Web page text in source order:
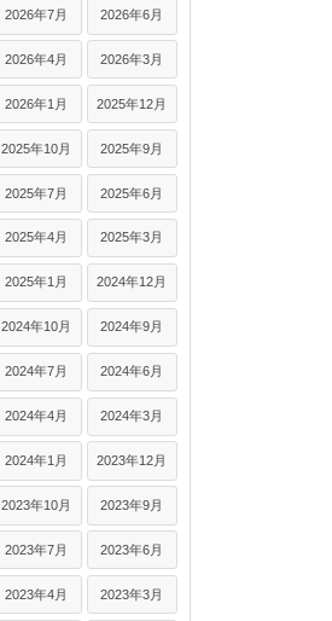
2026年7月 2026年6月
2026年4月 2026年3月
2026年1月 2025年12月
2025年10月 2025年9月
2025年7月 2025年6月
2025年4月 2025年3月
2025年1月 2024年12月
2024年10月 2024年9月
2024年7月 2024年6月
2024年4月 2024年3月
2024年1月 2023年12月
2023年10月 2023年9月
2023年7月 2023年6月
2023年4月 2023年3月